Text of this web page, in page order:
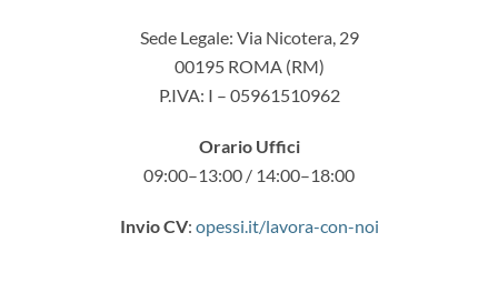
Sede Legale: Via Nicotera, 29
00195 ROMA (RM)
P.IVA: I – 05961510962
Orario Uffici
09:00–13:00 / 14:00–18:00
Invio CV: opessi.it/lavora-con-noi